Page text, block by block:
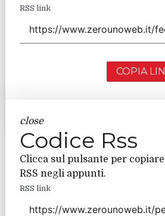
RSS link
COPIA
close
Codice Rss
Clicca sul pulsante per
RSS negli appunti.
RSS link